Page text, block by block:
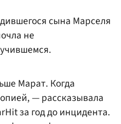
сына Марселя
не
Марат. Когда
— рассказывала
за год до инцидента.